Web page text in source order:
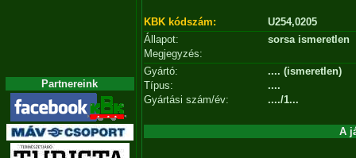
Partnereink
KBK kódszám:
U254,0205
Állapot:
sorsa ismeretlen
Megjegyzés:
Gyártó:
.... (ismeretlen)
Típus:
....
Gyártási szám/év:
..../1...
A